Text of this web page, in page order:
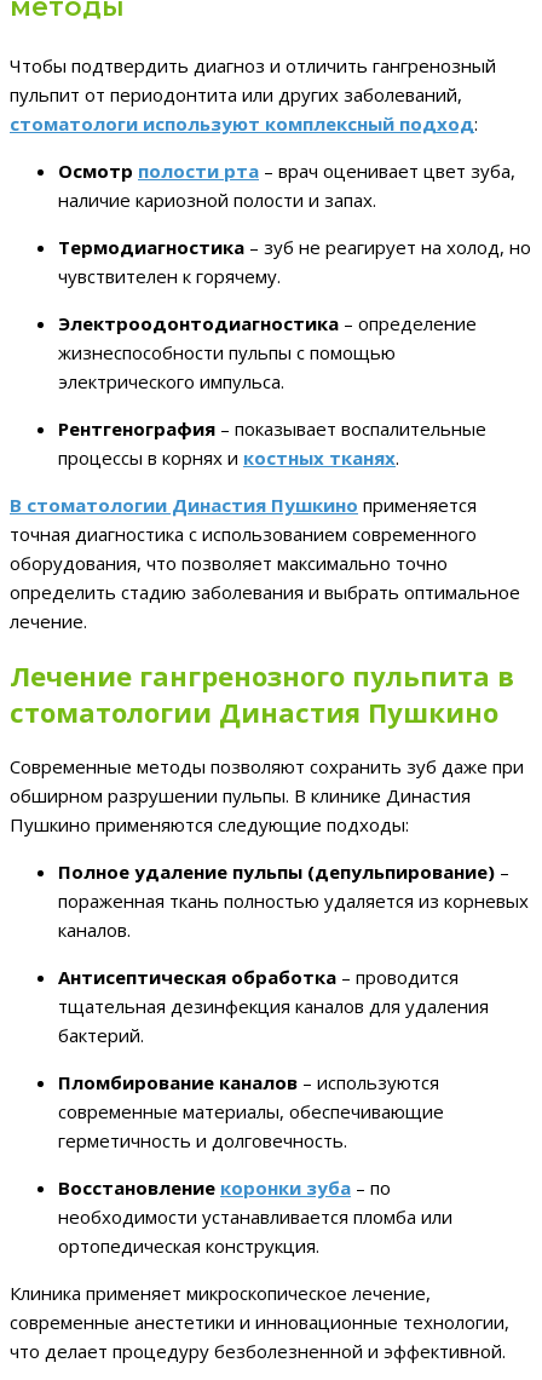
Чтобы подтвердить диагноз и отличить гангренозный
пульпит от периодонтита или других заболеваний,
стоматологи используют комплексный подход:
Осмотр полости рта – врач оценивает цвет зуба,
наличие кариозной полости и запах.
Термодиагностика – зуб не реагирует на холод, но
чувствителен к горячему.
Электроодонтодиагностика – определение
жизнеспособности пульпы с помощью
электрического импульса.
Рентгенография – показывает воспалительные
процессы в корнях и костных тканях.
В стоматологии Династия Пушкино применяется
точная диагностика с использованием современного
оборудования, что позволяет максимально точно
определить стадию заболевания и выбрать оптимальное
лечение.
Лечение гангренозного пульпита в
стоматологии Династия Пушкино
Современные методы позволяют сохранить зуб даже при
обширном разрушении пульпы. В клинике Династия
Пушкино применяются следующие подходы:
Полное удаление пульпы (депульпирование) –
пораженная ткань полностью удаляется из корневых
каналов.
Антисептическая обработка – проводится
тщательная дезинфекция каналов для удаления
бактерий.
Пломбирование каналов – используются
современные материалы, обеспечивающие
герметичность и долговечность.
Восстановление коронки зуба – по
необходимости устанавливается пломба или
ортопедическая конструкция.
Клиника применяет микроскопическое лечение,
современные анестетики и инновационные технологии,
что делает процедуру безболезненной и эффективной.